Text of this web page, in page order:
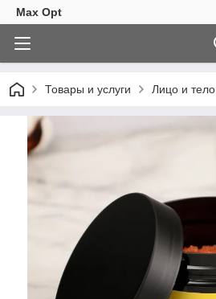
Max Opt
Товары и услуги Лицо и тело